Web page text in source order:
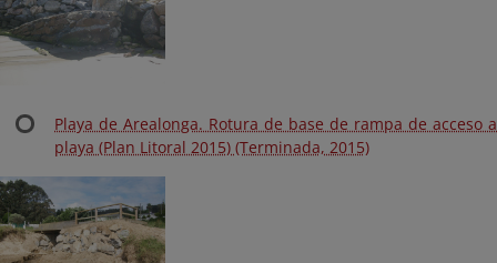
Playa de Arealonga. Rotura de base de rampa de acceso a
playa (Plan Litoral 2015) (Terminada, 2015)